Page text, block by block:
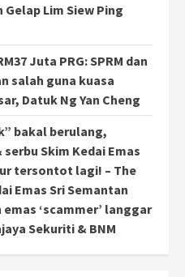
Gelap Lim Siew Ping
Juta PRG: SPRM dan
salah guna kuasa
Datuk Ng Yan Cheng
bakal berulang,
Skim Kedai Emas
tersontot lagi! – The
Emas Sri Semantan
‘scammer’ langgar
Sekuriti & BNM